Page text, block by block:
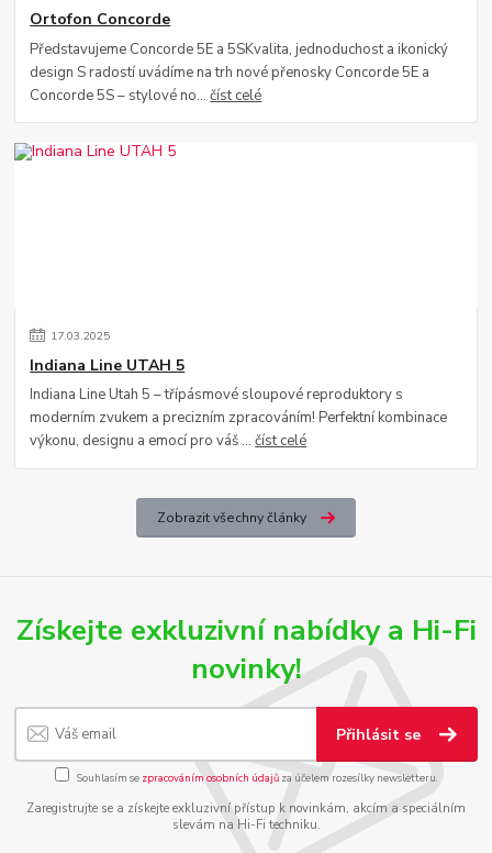
Ortofon Concorde
Představujeme Concorde 5E a 5SKvalita, jednoduchost a ikonický
design S radostí uvádíme na trh nové přenosky Concorde 5E a
Concorde 5S – stylové no...číst celé
17.03.2025
Indiana Line UTAH 5
Indiana Line Utah 5 – třípásmové sloupové reproduktory s
moderním zvukem a precizním zpracováním! Perfektní kombinace
výkonu, designu a emocí pro váš ...číst celé
Zobrazit všechny články
Získejte exkluzivní nabídky a Hi-Fi
novinky!
Přihlásit se
Souhlasím se zpracováním osobních údajůza účelem rozesílky newsletteru.
Zaregistrujte se a získejte exkluzivní přístup k novinkám, akcím a speciálním
slevám na Hi-Fi techniku.